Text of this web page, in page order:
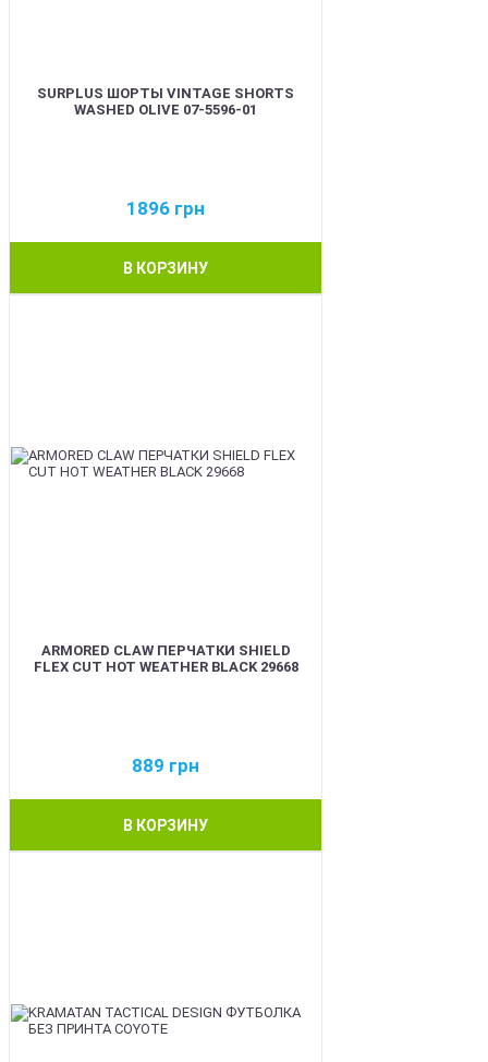
SURPLUS ШОРТЫ VINTAGE SHORTS
WASHED OLIVE 07-5596-01
1896 грн
В КОРЗИНУ
ARMORED CLAW ПЕРЧАТКИ SHIELD
FLEX CUT HOT WEATHER BLACK 29668
889 грн
В КОРЗИНУ